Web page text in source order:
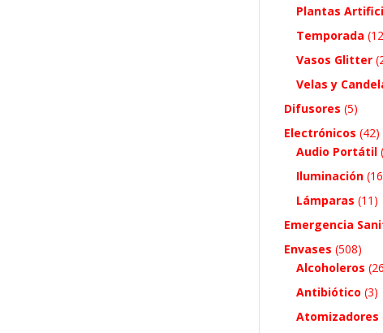
Plantas
Temporada
Vasos Glitter
Velas y
Difusores (5)
Electrónicos (42)
Audio Portátil
Iluminación
Lámparas (11)
Emergencia
Envases (508)
Alcoholeros
Antibiótico (3)
Atomizadores